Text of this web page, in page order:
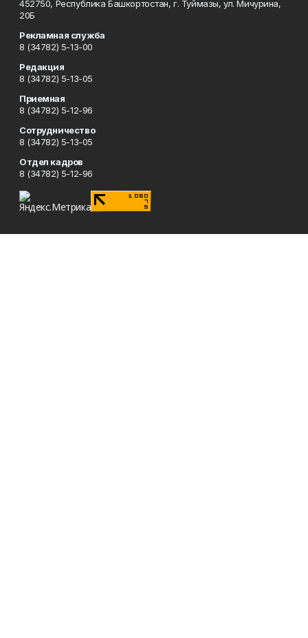
452750, Республика Башкортостан, г. Туймазы, ул. Мичурина,
20Б
Рекламная служба
8 (34782) 5-13-00
Редакция
8 (34782) 5-13-05
Приемная
8 (34782) 5-12-96
Сотрудничество
8 (34782) 5-13-05
Отдел кадров
8 (34782) 5-12-96